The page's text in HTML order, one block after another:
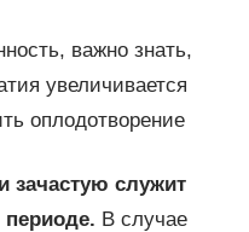
важно знать,
увеличивается
оплодотворение
зачастую служит
В случае